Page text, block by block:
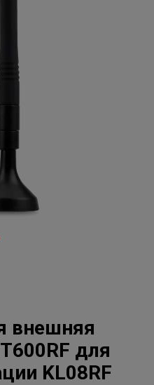
внешняя
для
KL08RF